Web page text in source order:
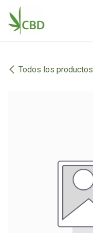
Ir al contenido
Todos los productos